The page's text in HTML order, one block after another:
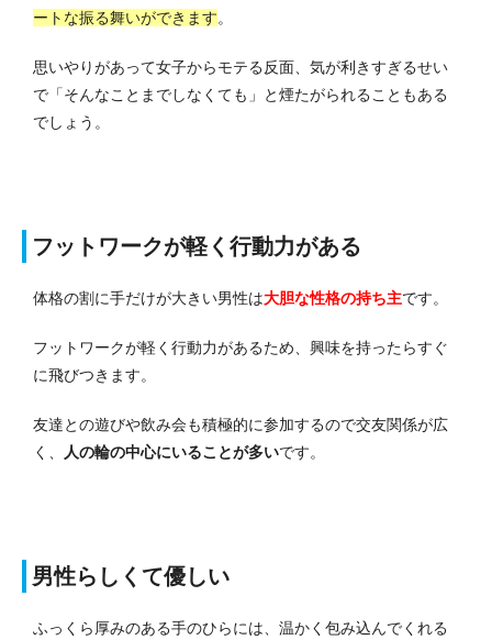
ートな振る舞いができます。
思いやりがあって女子からモテる反面、気が利きすぎるせい
で「そんなことまでしなくても」と煙たがられることもある
でしょう。
フットワークが軽く行動力がある
体格の割に手だけが大きい男性は大胆な性格の持ち主です。
フットワークが軽く行動力があるため、興味を持ったらすぐ
に飛びつきます。
友達との遊びや飲み会も積極的に参加するので交友関係が広
く、
人の輪の中心にいることが多いです。
男性らしくて優しい
ふっくら厚みのある手のひらには、温かく包み込んでくれる